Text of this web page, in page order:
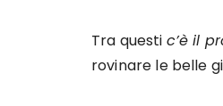
Tra questi c’è il
rovinare le belle